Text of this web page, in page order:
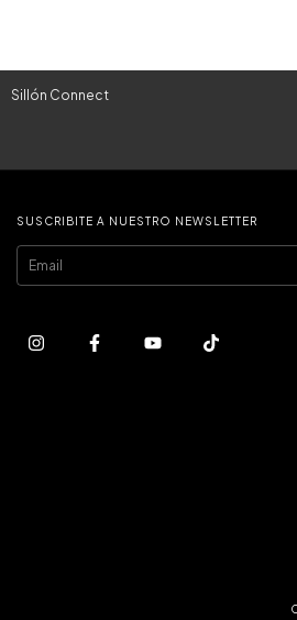
Sillón Connect
SUSCRIBITE A NUESTRO NEWSLETTER